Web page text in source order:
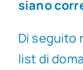
siano
Di seguito
list di